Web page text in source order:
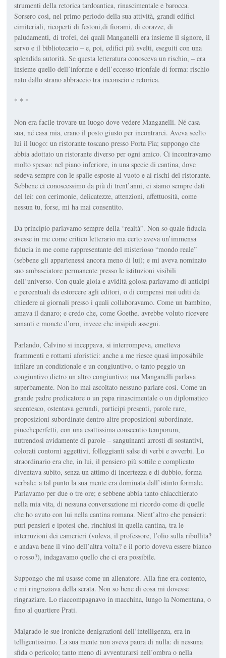
strumenti della retorica tardoantica, rinascimen­tale e barocca.
Sorsero così, nel primo periodo della sua attività, grandi edifici
cimiteriali, ricoper­ti di festoni,di fiorami, di corazze, di
paludamenti, di trofei, dei quali Manganelli era insieme il signo­re, il
servo e il bibliotecario – e, poi, edifici più svelti, eseguiti con una
splendida autorità. Se questa letteratura conosceva un rischio, – era
insieme quello dell’informe e dell’eccesso trionfale di forma: rischio
nato dallo strano abbrac­cio tra inconscio e retorica.
* * *
Non era facile trovare un luogo dove vedere Manganelli. Né casa
sua, né casa mia, erano il posto giusto per incontrarci. Aveva scelto
lui il luogo: un ristorante toscano presso Porta Pia; suppongo che
abbia adottato un ristorante diverso per ogni amico. Ci incontravamo
molto spesso: nel piano inferiore, in una specie di cantina, dove
sedeva sempre con le spalle esposte al vuoto e ai rischi del ristorante.
Sebbene ci co­noscessimo da più di trent’anni, ci siamo sempre dati
dellei: con cerimonie, delicatezze, attenzio­ni, affettuosità, come
nessuntu, forse, mi ha mai consentito.
Da principio parlavamo sem­pre della “realtà”. Non so quale fi­ducia
avesse in me come critico letterario ma certo aveva un’im­mensa
fiducia in me come rap­presentante del misterioso “mon­do reale”
(sebbene gli apparte­nessi ancora meno di lui); e mi aveva nominato
suo ambasciatore permanente presso le istituzioni visibili
dell’universo. Con quale gioia e avidità golosa parlavamo di anticipi
e percentuali da estorcere agli editori, o di compensi mai uditi da
chiedere ai giornali presso i quali collaboravamo. Come un bambino,
amava il da­naro; e credo che, come Goethe, avrebbe voluto ricevere
sonanti e monete d’oro, invece che insipidi assegni.
Parlando, Calvino si inceppa­va, si interrompeva, emetteva
frammenti e rottami aforistici: anche a me riesce quasi impossi­bile
infilare un condizionale e un congiuntivo, o tanto peggio un
congiuntivo dietro un altro con­giuntivo; ma Manganelli parlava
superbamente. Non ho mai ascol­tato nessuno parlare così. Come un
grande padre predicatore o un papa rinascimentale o un diplomatico
secentesco, ostentava gerundi, participi presenti, parole rare,
proposizioni subordinate dentro altre proposizioni subordinate,
piuccheperfetti, con una esattissimaconsecutio temporum,
nutrendosi avidamente di parole – sanguinanti arrosti di sostantivi,
colorati contorni aggettivi, folleggianti salse di verbi e avverbi. Lo
straordinario era che, in lui, il pensiero più sottile e complicato
diventava subito, senza un attimo di incertezza e di dubbio, forma
verbale: a tal punto la sua mente era dominata dall’istinto formale.
Parlavamo per due o tre ore; e sebbene abbia tanto chiacchierato
nella mia vita, di nessuna conversazione mi ricor­do come di quelle
che ho avuto con lui nella cantina romana. Nient’altro che pensieri:
puri pensieri e ipotesi che, rinchiusi in quella cantina, tra le
interruzioni dei camerieri (voleva, il professore, l’olio sulla ribollita?
e andava bene il vino dell’altra volta? e il porto doveva essere bianco
o ros­so?), indagavamo quello che ci era possibile.
Suppongo che mi usasse come un allenatore. Alla fine era con­tento,
e mi ringraziava della sera­ta. Non so bene di cosa mi dovesse
ringraziare. Lo riaccompagnavo in macchina, lungo la Nomenta­na, o
fino al quartiere Prati.
Malgrado le sue ironiche deni­grazioni dell’intelligenza, era in­
telligentissimo. La sua mente non aveva paura di nulla: di nessuna
sfida o pericolo; tanto meno di av­venturarsi nell’ombra o nella